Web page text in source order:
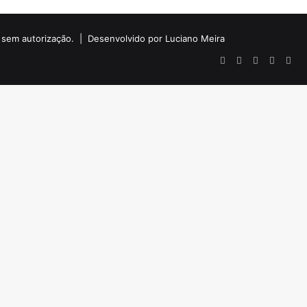
autorização. | Desenvolvido por Luciano Meira
FacebookYouTube